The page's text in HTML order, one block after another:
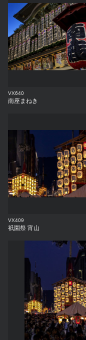
VX640
南座まねき
VX409
祇園祭 宵山